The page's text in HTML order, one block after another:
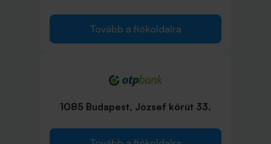
Tovább a fiókoldalra
1085 Budapest, József körút 33.